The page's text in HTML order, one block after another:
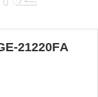
21220FА